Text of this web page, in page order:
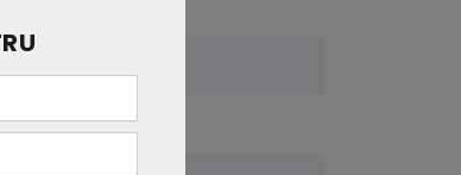
200x100x100 mm